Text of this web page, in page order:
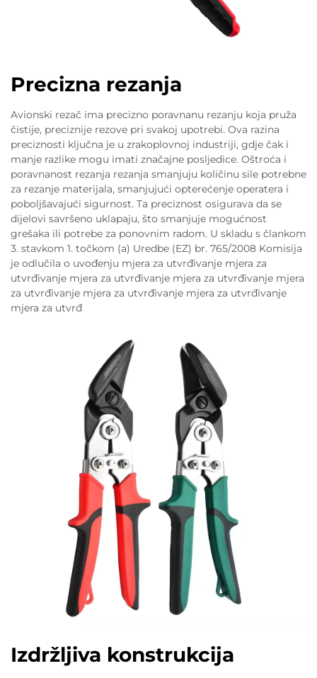
Precizna rezanja
Avionski rezač ima precizno poravnanu rezanju koja pruža
čistije, preciznije rezove pri svakoj upotrebi. Ova razina
preciznosti ključna je u zrakoplovnoj industriji, gdje čak i
manje razlike mogu imati značajne posljedice. Oštroća i
poravnanost rezanja rezanja smanjuju količinu sile potrebne
za rezanje materijala, smanjujući opterećenje operatera i
poboljšavajući sigurnost. Ta preciznost osigurava da se
dijelovi savršeno uklapaju, što smanjuje mogućnost
grešaka ili potrebe za ponovnim radom. U skladu s člankom
3. stavkom 1. točkom (a) Uredbe (EZ) br. 765/2008 Komisija
je odlučila o uvođenju mjera za utvrđivanje mjera za
utvrđivanje mjera za utvrđivanje mjera za utvrđivanje mjera
za utvrđivanje mjera za utvrđivanje mjera za utvrđivanje
mjera za utvrđ
Izdržljiva konstrukcija